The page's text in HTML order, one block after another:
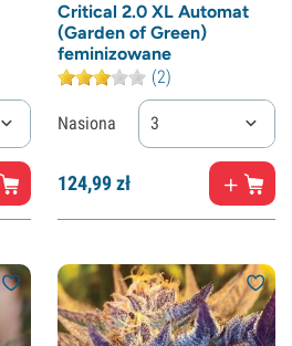
Critical 2.0 XL Automat
(Garden of Green)
feminizowane
(2)
Nasiona 3
124,99zł